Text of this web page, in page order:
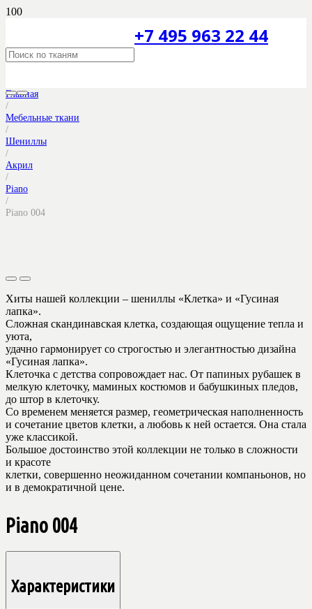
+7 495 963 22 44
Главная
/
Мебельные ткани
/
Шениллы
/
Акрил
/
Piano
/
Piano 004
Хиты нашей коллекции – шениллы «Клетка» и «Гусиная
лапка».
Сложная скандинавская клетка, создающая ощущение тепла и
уюта,
удачно гармонирует со строгостью и элегантностью дизайна
«Гусиная лапка».
Клеточка с детства сопровождает нас. От папиных рубашек в
мелкую клеточку, маминых костюмов и бабушкиных пледов,
до штор в клеточку.
Со временем меняется размер, геометрическая наполненность
и сочетание цветов клетки, а любовь к ней остается. Она стала
уже классикой.
Большое достоинство этой коллекции не только в сложности
и красоте
клетки, совершенно неожиданном сочетании компаньонов, но
и в демократичной цене.
Piano 004
Характеристики